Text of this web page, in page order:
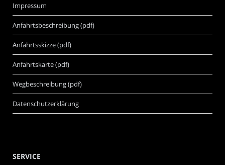
Impressum
Anfahrtsbeschreibung (pdf)
Anfahrtsskizze (pdf)
Anfahrtskarte (pdf)
Wegbeschreibung (pdf)
Datenschutzerklärung
SERVICE